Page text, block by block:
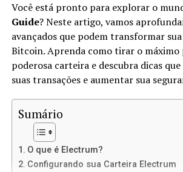
Vantagens de Usar IPFS
Estáticos
Usar IPFS para hospedar sites
vantagens:
Descentralização:
falha, o que significa mais
ataques e censura.
Velocidade:Como os arquivos
Você está pronto para explorar o
Guide? Neste artigo, vamos
avançados que podem transformar
Bitcoin. Aprenda como tirar o máximo
poderosa carteira e descubra dicas
suas transações e aumentar sua
Sumário
O que é Electrum?
Configurando sua Carteira Electrum